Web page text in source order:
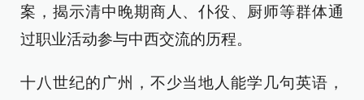
案，揭示清中晚期商人、仆役、厨师等群体通
过职业活动参与中西交流的历程。
十八世纪的广州，不少当地人能学几句英语，